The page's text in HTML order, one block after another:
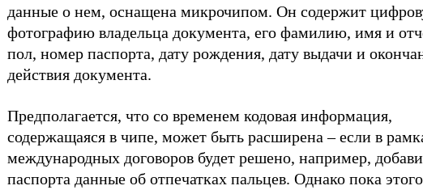
данные о нем, оснащена микрочипом. Он содержит
фотографию владельца документа, его фамилию, имя и
пол, номер паспорта, дату рождения, дату выдачи и
действия документа.
Предполагается, что со временем кодовая информация,
содержащаяся в чипе, может быть расширена – если в
международных договоров будет решено, например,
паспорта данные об отпечатках пальцев. Однако пока